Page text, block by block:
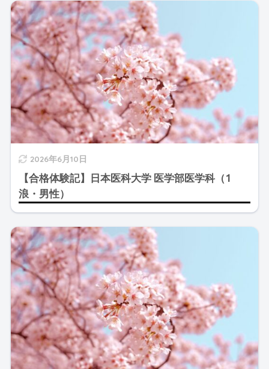
2026年6月10日
【合格体験記】日本医科大学 医学部医学科（1
浪・男性）